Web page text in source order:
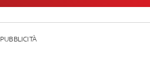
PUBBLICITÀ